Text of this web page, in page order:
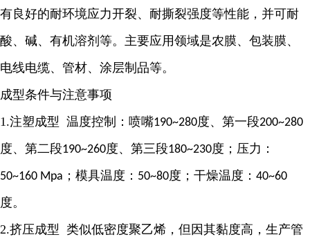
有良好的耐环境应力开裂、耐撕裂强度等性能，并可耐
酸、碱、有机溶剂等。主要应用领域是农膜、包装膜、
电线电缆、管材、涂层制品等。
成型条件与注意事项
1.注塑成型 温度控制：喷嘴190~280度、第一段200~280
度、第二段190~260度、第三段180~230度；压力：
50~160 Mpa ；模具温度： 50~80度；干燥温度： 40~60
度。
2.挤压成型 类似低密度聚乙烯，但因其黏度高，生产管